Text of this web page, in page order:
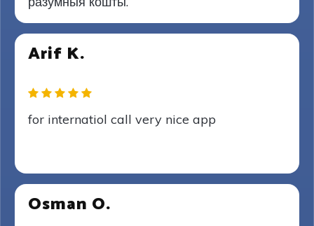
Arif K.
for internatiol call very nice app
Osman O.